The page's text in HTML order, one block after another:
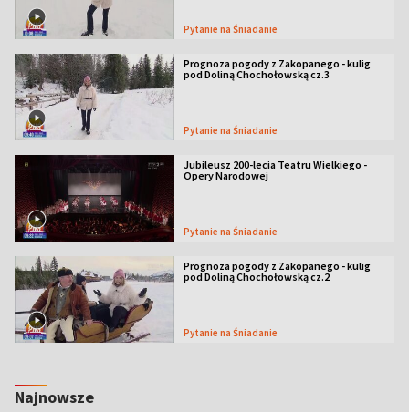
Pytanie na Śniadanie
Prognoza pogody z Zakopanego - kulig
pod Doliną Chochołowską cz.3
Pytanie na Śniadanie
Jubileusz 200-lecia Teatru Wielkiego -
Opery Narodowej
Pytanie na Śniadanie
Prognoza pogody z Zakopanego - kulig
pod Doliną Chochołowską cz.2
Pytanie na Śniadanie
Najnowsze